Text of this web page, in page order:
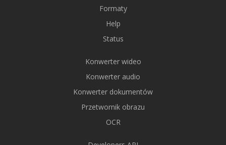
Formaty
Help
Status
Konwerter wideo
Konwerter audio
Konwerter dokumentów
Przetwornik obrazu
OCR